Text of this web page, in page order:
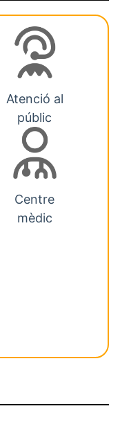
Atenció al
públic
Centre
mèdic